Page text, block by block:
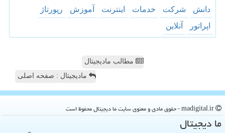
دانش شركت خدمات اینترنت آموزش
رپورتاژ
اپراتور
آنلاین
مطالب مادیجیتال
مادیجیتال : صفحه اصلی
ما دیجیتال